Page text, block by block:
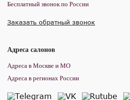
Бесплатный звонок по России
Заказать обратный звонок
Адреса салонов
Адреса в Москве и МО
Адреса в регионах России